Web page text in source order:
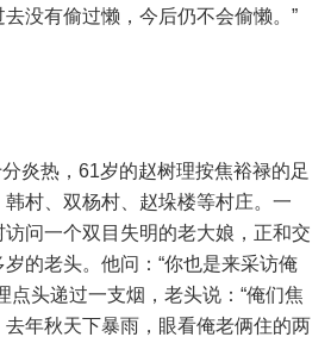
没有偷过懒，今后仍不会偷懒。”
热，61岁的赵树理按焦裕禄的足
村、双杨村、赵垛楼等村庄。一
问一个双目失明的老大娘，正和交
的老头。他问：“你也是来采访俺
点头递过一支烟，老头说：“俺们焦
年秋天下暴雨，眼看俺老俩住的两